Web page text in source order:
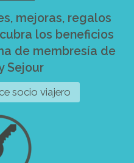
mejoras, regalos
los beneficios
de membresía de
Sejour
socio viajero